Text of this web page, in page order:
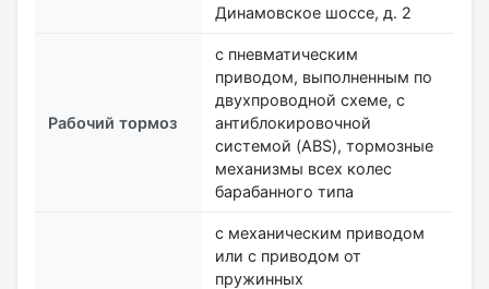
Динамовское шоссе, д. 2
Рабочий тормоз
с пневматическим
приводом, выполненным по
двухпроводной схеме, с
антиблокировочной
системой (ABS), тормозные
механизмы всех колес
барабанного типа
с механическим приводом
или с приводом от
пружинных